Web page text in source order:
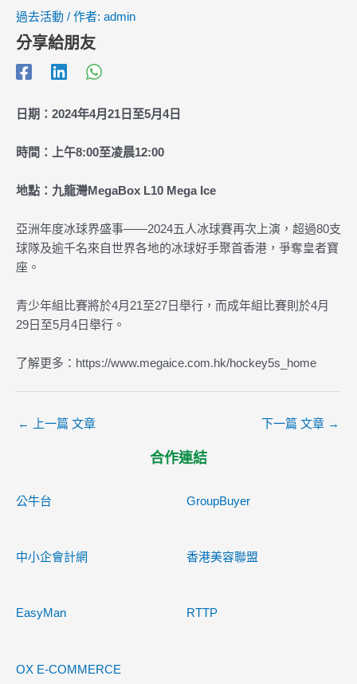
過去活動 / 作者: admin
分享給朋友
日期：2024年4月21日至5月4日
時間：上午8:00至凌晨12:00
地點：九龍灣MegaBox L10 Mega Ice
亞洲年度冰球界盛事——2024五人冰球賽再次上演，超過80支
球隊及逾千名來自世界各地的冰球好手聚首香港，爭奪皇者寶
座。
青少年組比賽將於4月21至27日舉行，而成年組比賽則於4月
29日至5月4日舉行。
了解更多：https://www.megaice.com.hk/hockey5s_home
← 上一篇 文章 下一篇 文章 →
合作連結
公牛台 GroupBuyer
中小企會計網 香港美容聯盟
EasyMan RTTP
OX E-COMMERCE